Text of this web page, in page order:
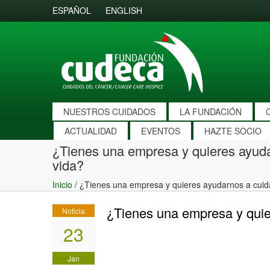
ESPAÑOL ENGLISH
NUESTROS CUIDADOS LA FUNDACIÓN
ACTUALIDAD
EVENTOS HAZTE SOCIO
¿Tienes una empresa y quieres
vida?
Inicio / ¿Tienes una empresa y quieres ayudarnos a
Noticia
23
Jan
¿Tienes una empresa y